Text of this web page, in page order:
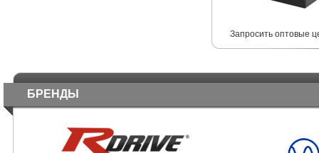
Запросить оптовые
БРЕНДЫ